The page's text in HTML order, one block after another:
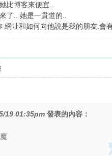
比博客來便宜..
了.. 她是一貫道的..
址和如何向他說是我的朋友.會
19 01:35pm 發表的內容：